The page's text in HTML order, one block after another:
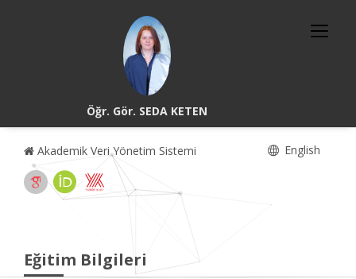
Öğr. Gör. SEDA KETEN
Akademik Veri Yönetim Sistemi English
Eğitim Bilgileri